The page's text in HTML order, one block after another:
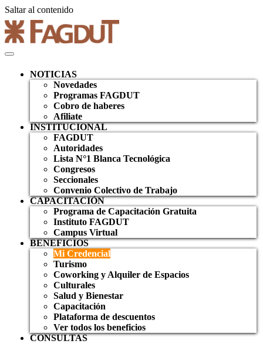
Saltar al contenido
NOTICIAS
Novedades
Programas FAGDUT
Cobro de haberes
Afiliate
INSTITUCIONAL
FAGDUT
Autoridades
Lista N°1 Blanca Tecnológica
Congresos
Seccionales
Convenio Colectivo de Trabajo
CAPACITACIÓN
Programa de Capacitación Gratuita
Instituto FAGDUT
Campus Virtual
BENEFICIOS
Mi Credencial
Turismo
Coworking y Alquiler de Espacios
Culturales
Salud y Bienestar
Capacitación
Plataforma de descuentos
Ver todos los beneficios
CONSULTAS